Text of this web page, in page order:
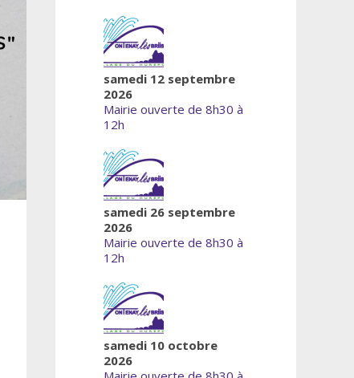
samedi 12 septembre
2026
Mairie ouverte de 8h30 à
12h
samedi 26 septembre
2026
Mairie ouverte de 8h30 à
12h
samedi 10 octobre
2026